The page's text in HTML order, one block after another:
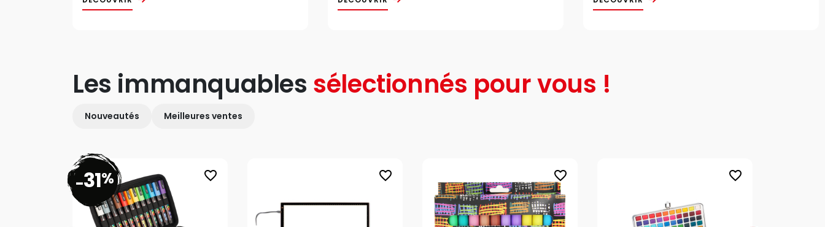
Les immanquables sélectionnés pour vous !
Nouveautés Meilleures ventes
favorite_border
-31% favorite_border favorite_border favorite_border